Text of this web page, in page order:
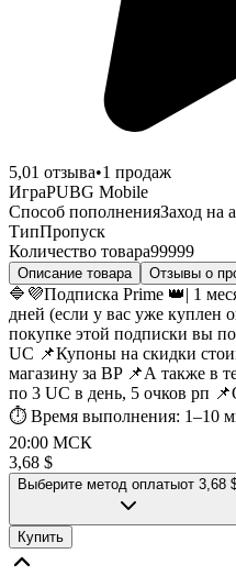
5,01 отзыва•1 продаж
ИграPUBG Mobile
Способ пополненияЗаход на
ТипПропуск
Количество товара99999
Описание товара Отзывы о
🔷💜Подписка Prime 👑| 1
дней (если у вас уже куплен
покупке этой подписки вы
UC 📌Купоны на скидки
магазину за BP 📌А также в
по 3 UC в день, 5 очков рп
⏱️ Время выполнения: 1–10
20:00 МСК
3,68 $
Выберите метод оплатыот 3,68
Купить